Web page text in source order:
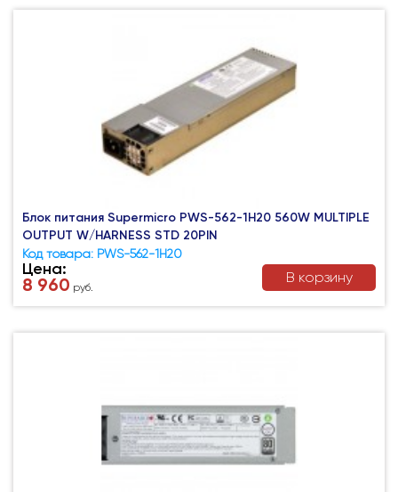
Блок питания Supermicro PWS-562-1H20 560W MULTIPLE
OUTPUT W/HARNESS STD 20PIN
Код товара: PWS-562-1H20
Цена:
8 960 руб.
В корзину